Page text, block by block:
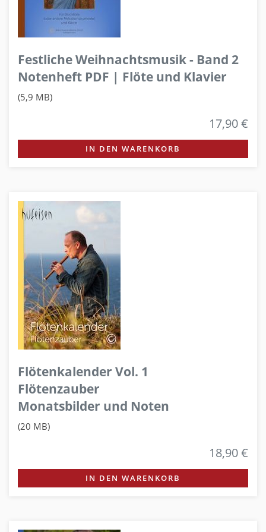
Festliche Weihnachtsmusik - Band 2
Notenheft PDF | Flöte und Klavier
(5,9 MB)
17,90 €
IN DEN WARENKORB
Flötenkalender Vol. 1
Flötenzauber
Monatsbilder und Noten
(20 MB)
18,90 €
IN DEN WARENKORB